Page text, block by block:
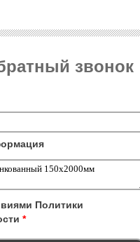
звонок
Политики
*